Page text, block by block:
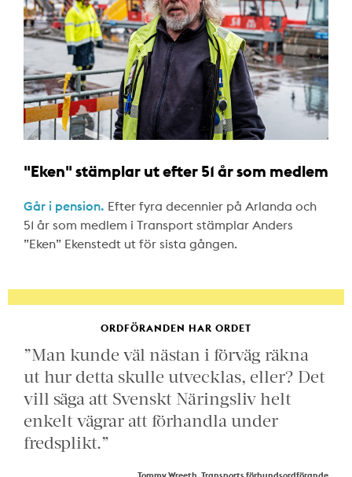
"Eken" stämplar ut efter 51 år som medlem
Går i pension. Efter fyra decennier på Arlanda och
51 år som medlem i Transport stämplar Anders
”Eken” Ekenstedt ut för sista gången.
ORDFÖRANDEN HAR ORDET
”Man kunde väl nästan i förväg räkna
ut hur detta skulle utvecklas, eller? Det
vill säga att Svenskt Näringsliv helt
enkelt vägrar att förhandla under
fredsplikt.”